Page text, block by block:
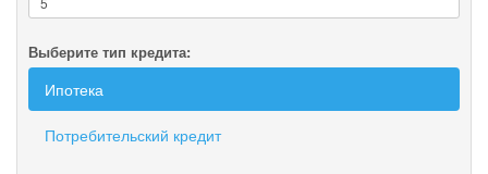
Выберите тип кредита:
Ипотека
Потребительский кредит